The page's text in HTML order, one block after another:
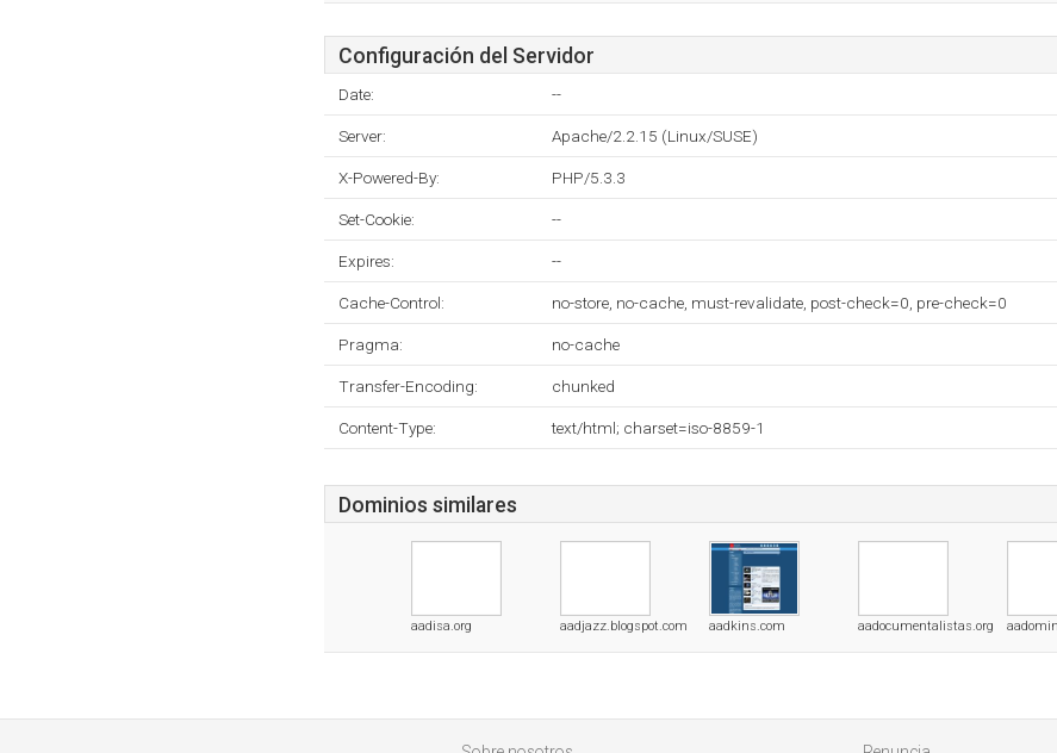
Configuración del Servidor
Date: --
Server: Apache/2.2.15 (Linux/SUSE)
X-Powered-By: PHP/5.3.3
Set-Cookie: --
Expires: --
Cache-Control: no-store, no-cache, must-revalidate, post-check=0, pre-check=0
Pragma: no-cache
Transfer-Encoding: chunked
Content-Type: text/html; charset=iso-8859-1
Dominios similares
aadisa.org aadjazz.blogspot.com aadkins.com aadocumentalistas.org